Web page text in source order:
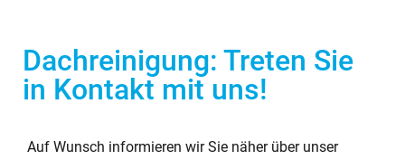
Dachreinigung: Treten Sie
in Kontakt mit uns!
Auf Wunsch informieren wir Sie näher über unser